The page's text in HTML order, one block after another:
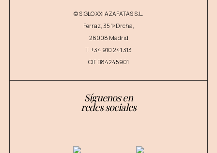
© SIGLO XXI AZAFATAS S.L.
Ferraz, 35 1º Drcha,
28008 Madrid
T.+34 910 241 313
CIF B84245901
Síguenos en
redes sociales